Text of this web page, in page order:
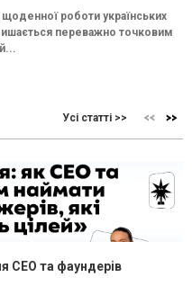
роботи українських
переважно точковим
Усі статті >>
CEO та фаундерів